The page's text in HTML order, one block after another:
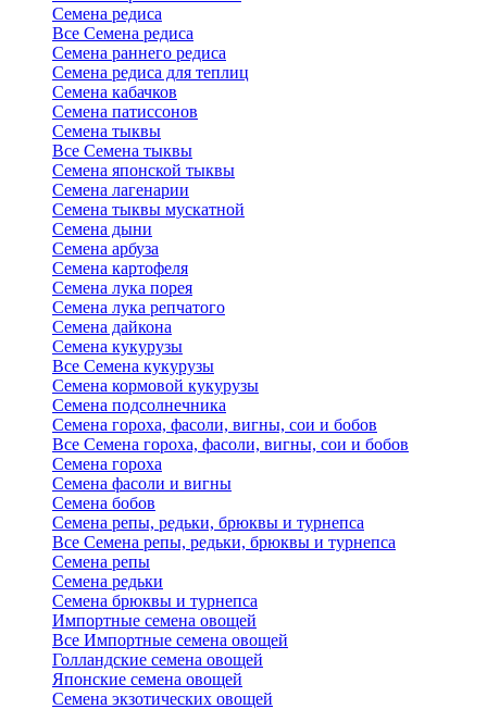
Семена редиса
Все Семена редиса
Семена раннего редиса
Семена редиса для теплиц
Семена кабачков
Семена патиссонов
Семена тыквы
Все Семена тыквы
Семена японской тыквы
Семена лагенарии
Семена тыквы мускатной
Семена дыни
Семена арбуза
Семена картофеля
Семена лука порея
Семена лука репчатого
Семена дайкона
Семена кукурузы
Все Семена кукурузы
Семена кормовой кукурузы
Семена подсолнечника
Семена гороха, фасоли, вигны, сои и бобов
Все Семена гороха, фасоли, вигны, сои и бобов
Семена гороха
Семена фасоли и вигны
Семена бобов
Семена репы, редьки, брюквы и турнепса
Все Семена репы, редьки, брюквы и турнепса
Семена репы
Семена редьки
Семена брюквы и турнепса
Импортные семена овощей
Все Импортные семена овощей
Голландские семена овощей
Японские семена овощей
Семена экзотических овощей